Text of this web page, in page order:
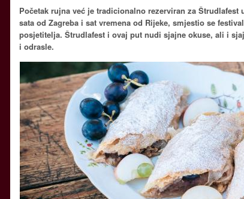
Početak rujna već je tradicionalno rezerviran za Štrudlafest
sata od Zagreba i sat vremena od Rijeke, smjestio se
posjetitelja. Štrudlafest i ovaj put nudi sjajne okuse, ali i
i odrasle.